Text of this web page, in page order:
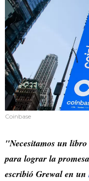
Coinbase
"Necesitamos un
para lograr la
escribió Grewal en un